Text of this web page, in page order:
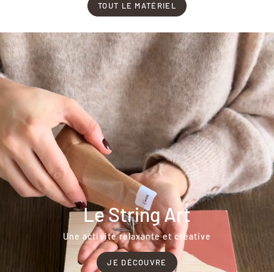
TOUT LE MATÉRIEL
Le String Art
Une activité relaxante et créative
JE DÉCOUVRE